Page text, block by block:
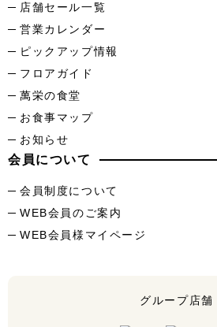
店舗セール一覧
営業カレンダー
ピックアップ情報
フロアガイド
萬栄の食堂
お食事マップ
お知らせ
会員について
会員制度について
WEB会員のご案内
WEB会員様マイページ
グループ店舗